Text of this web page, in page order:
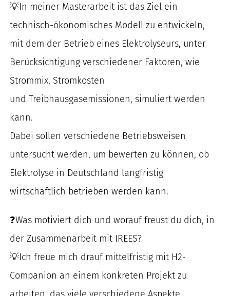
💡In meiner Masterarbeit ist das Ziel ein
technisch-ökonomisches Modell zu entwickeln,
mit dem der Betrieb eines Elektrolyseurs, unter
Berücksichtigung verschiedener Faktoren, wie
Strommix, Stromkosten
und Treibhausgasemissionen, simuliert werden
kann.
Dabei sollen verschiedene Betriebsweisen
untersucht werden, um bewerten zu können, ob
Elektrolyse in Deutschland langfristig
wirtschaftlich betrieben werden kann.
❓Was motiviert dich und worauf freust du dich, in
der Zusammenarbeit mit IREES?
💡Ich freue mich drauf mittelfristig mit H2-
Companion an einem konkreten Projekt zu
arbeiten, das viele verschiedene Aspekte